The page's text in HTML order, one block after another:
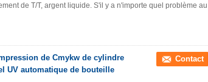
de T/T, argent liquide. S'il y a n'importe quel problème au
de Cmykw de cylindre
UV automatique de bouteille
Contact